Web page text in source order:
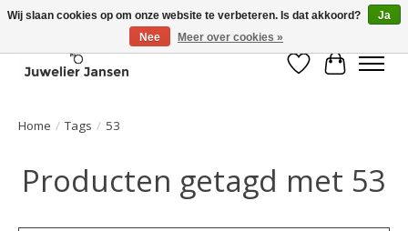
Verlanglijst
Home / Tags / 53
Producten getagd met 53
Wij slaan cookies op om onze website te verbeteren. Is dat akkoord?
Ja
Nee
Meer over cookies »